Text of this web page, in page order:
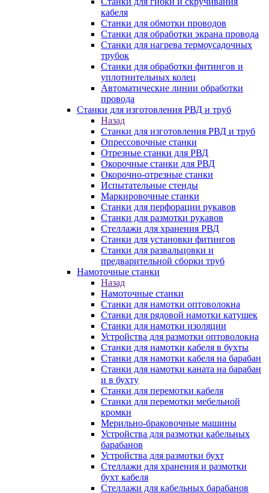
кабеля
Станки для обмотки проводов
Станки для обработки экрана провода
Станки для нагрева термоусадочных
трубок
Станки для обработки фитингов и
уплотнительных колец
Автоматические линии обработки
провода
Станки для изготовления РВД и труб
Назад
Станки для изготовления РВД и труб
Опрессовочные станки
Отрезные станки для РВД
Окорочные станки для РВД
Окорочно-отрезные станки
Испытательные стенды
Маркировочные станки
Станки для перфорации рукавов
Станки для размотки рукавов
Стеллажи для хранения РВД
Станки для установки фитингов
Станки для развальцовки и
предварительной сборки труб
Намоточные станки
Назад
Намоточные станки
Станки для намотки оптоволокна
Станки для рядовой намотки катушек
Станки для намотки изоляции
Устройства для размотки оптоволокна
Станки для намотки кабеля в бухты
Станки для намотки кабеля на барабан
Станки для намотки каната на барабан
и в бухту
Станки для перемотки кабеля
Станки для перемотки мебельной
кромки
Мерильно-браковочные машины
Устройства для размотки кабельных
барабанов
Устройства для размотки бухт
Стеллажи для хранения и размотки
бухт кабеля
Стеллажи для кабельных барабанов